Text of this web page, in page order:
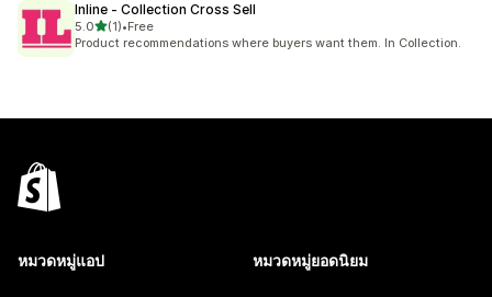
Inline ‑ Collection Cross Sell
5.0เต็ม 5 ดาว
(1)
ทั้งหมด 1 รีวิว
•Free
Product recommendations where buyers want them. In Collection.
หมวดหมู่แอป หมวดหมู่ยอดนิยม